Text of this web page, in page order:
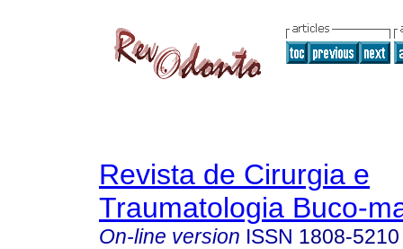
Revista de Cirurgia e
Traumatologia Buco-
On-line version ISSN 1808-5210